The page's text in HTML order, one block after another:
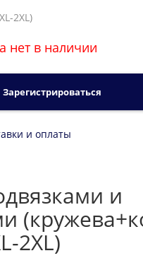
2XL)
нет в наличии
Зарегистрироваться
и оплаты
и
2XL)